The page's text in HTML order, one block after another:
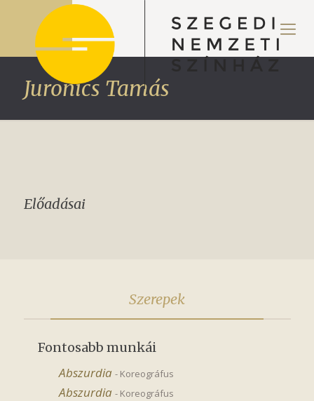
Juronics Tamás
Előadásai
Szerepek
Fontosabb munkái
Abszurdia - Koreográfus
Abszurdia - Koreográfus